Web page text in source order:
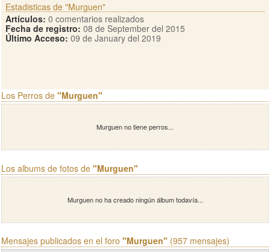
Estadisticas de "Murguen"
Artículos: 0 comentarios realizados
Fecha de registro: 08 de September del 2015
Último Acceso: 09 de January del 2019
Los Perros de "Murguen"
Murguen no tiene perros...
Los albums de fotos de "Murguen"
Murguen no ha creado ningún álbum todavía...
Mensajes publicados en el foro "Murguen" (957 mensajes)